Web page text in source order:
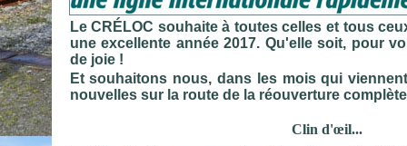
Le CRÉLOC souhaite à toutes celles et tous
une excellente année 2017. Qu'elle soit, pour
de joie !
Et souhaitons nous, dans les mois qui
nouvelles sur la route de la réouverture
Clin d'œil...